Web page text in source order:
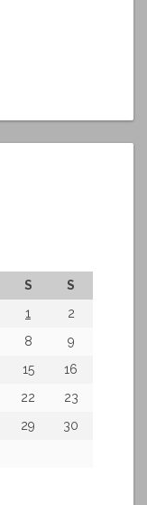
S
S
1
2
8
9
15
16
22
23
29
30